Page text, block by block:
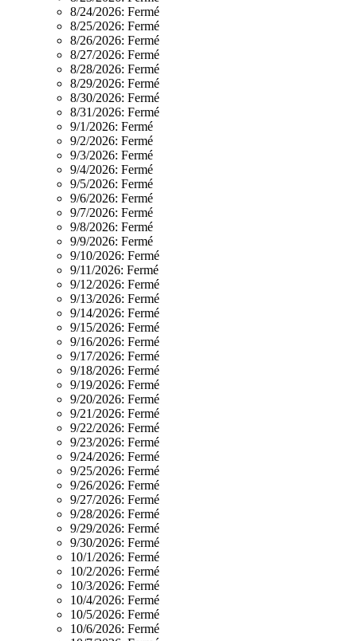
8/24/2026: Fermé
8/25/2026: Fermé
8/26/2026: Fermé
8/27/2026: Fermé
8/28/2026: Fermé
8/29/2026: Fermé
8/30/2026: Fermé
8/31/2026: Fermé
9/1/2026: Fermé
9/2/2026: Fermé
9/3/2026: Fermé
9/4/2026: Fermé
9/5/2026: Fermé
9/6/2026: Fermé
9/7/2026: Fermé
9/8/2026: Fermé
9/9/2026: Fermé
9/10/2026: Fermé
9/11/2026: Fermé
9/12/2026: Fermé
9/13/2026: Fermé
9/14/2026: Fermé
9/15/2026: Fermé
9/16/2026: Fermé
9/17/2026: Fermé
9/18/2026: Fermé
9/19/2026: Fermé
9/20/2026: Fermé
9/21/2026: Fermé
9/22/2026: Fermé
9/23/2026: Fermé
9/24/2026: Fermé
9/25/2026: Fermé
9/26/2026: Fermé
9/27/2026: Fermé
9/28/2026: Fermé
9/29/2026: Fermé
9/30/2026: Fermé
10/1/2026: Fermé
10/2/2026: Fermé
10/3/2026: Fermé
10/4/2026: Fermé
10/5/2026: Fermé
10/6/2026: Fermé